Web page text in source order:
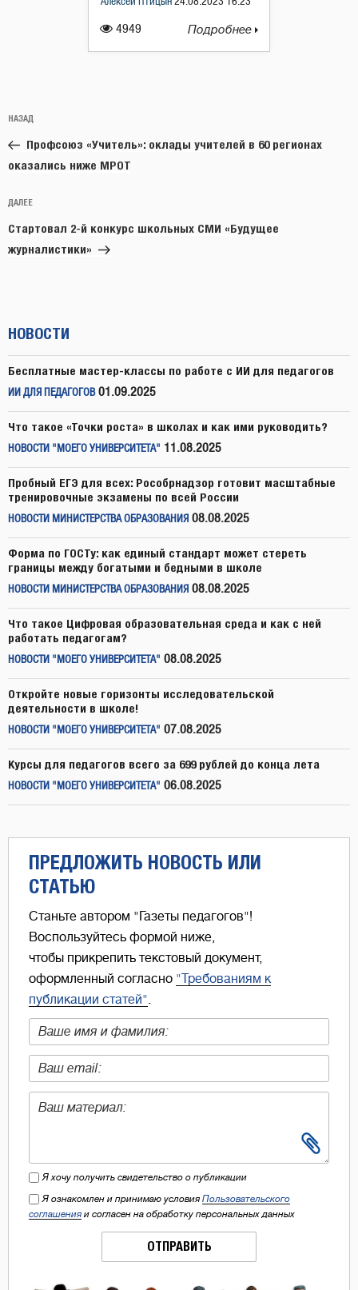
4949 Подробнее
по
записям
Предыдущая
запись:
НАЗАД
Профсоюз «Учитель»: оклады учителей в 60 регионах
оказались ниже МРОТ
Следующая
запись
ДАЛЕЕ
Стартовал 2-й конкурс школьных СМИ «Будущее
журналистики»
НОВОСТИ
Бесплатные мастер-классы по работе с ИИ для педагогов
ИИ ДЛЯ ПЕДАГОГОВ 01.09.2025
Что такое «Точки роста» в школах и как ими руководить?
НОВОСТИ "МОЕГО УНИВЕРСИТЕТА" 11.08.2025
Пробный ЕГЭ для всех: Рособрнадзор готовит масштабные
тренировочные экзамены по всей России
НОВОСТИ МИНИСТЕРСТВА ОБРАЗОВАНИЯ 08.08.2025
Форма по ГОСТу: как единый стандарт может стереть
границы между богатыми и бедными в школе
НОВОСТИ МИНИСТЕРСТВА ОБРАЗОВАНИЯ 08.08.2025
Что такое Цифровая образовательная среда и как с ней
работать педагогам?
НОВОСТИ "МОЕГО УНИВЕРСИТЕТА" 08.08.2025
Откройте новые горизонты исследовательской
деятельности в школе!
НОВОСТИ "МОЕГО УНИВЕРСИТЕТА" 07.08.2025
Курсы для педагогов всего за 699 рублей до конца лета
НОВОСТИ "МОЕГО УНИВЕРСИТЕТА" 06.08.2025
ПРЕДЛОЖИТЬ НОВОСТЬ ИЛИ
СТАТЬЮ
Станьте автором "Газеты педагогов"!
Воспользуйтесь формой ниже,
чтобы прикрепить текстовый документ,
оформленный согласно "Требованиям к
публикации статей".
Я хочу получить свидетельство о публикации
Я ознакомлен и принимаю условия Пользовательского
соглашения и согласен на обработку персональных данных
ОТПРАВИТЬ